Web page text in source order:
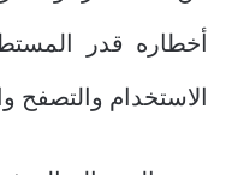
أخطاره قدر
الاستخدام والتصفح